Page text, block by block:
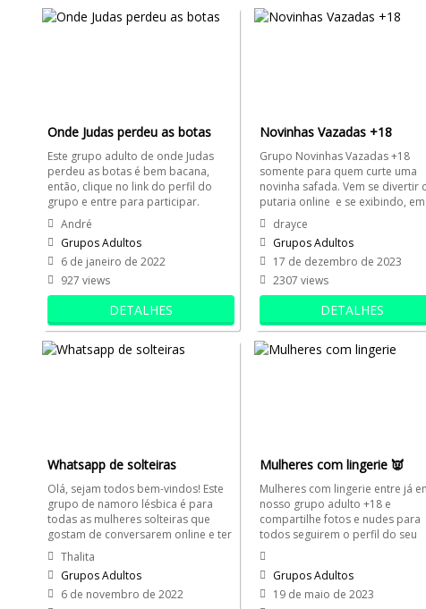
Onde Judas perdeu as botas
Este grupo adulto de onde Judas
perdeu as botas é bem bacana,
então, clique no link do perfil do
grupo e entre para participar.
Participe do nosso whatsapp...
André
Grupos Adultos
6 de janeiro de 2022
927 views
DETALHES
Novinhas Vazadas +18
Grupo Novinhas Vazadas +18
somente para quem curte uma
novinha safada. Vem se divertir
putaria online e se exibindo,
e muito mais!
drayce
Grupos Adultos
17 de dezembro de 2023
2307 views
DETALHES
Whatsapp de solteiras
Olá, sejam todos bem-vindos! Este
grupo de namoro lésbica é para
todas as mulheres solteiras que
gostam de conversarem online e ter
mais privacidade....
Thalita
Grupos Adultos
6 de novembro de 2022
Mulheres com lingerie 👿
Mulheres com lingerie entre já
nosso grupo adulto +18 e
compartilhe fotos e nudes para
todos seguirem o perfil do seu
whatsapp.
Grupos Adultos
19 de maio de 2023